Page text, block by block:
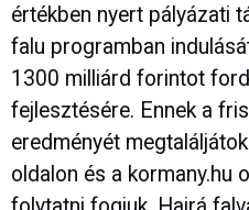
értékben nyert pályázati
falu programban
1300 milliárd forintot
fejlesztésére. Ennek a
eredményét
oldalon és a kormany.hu